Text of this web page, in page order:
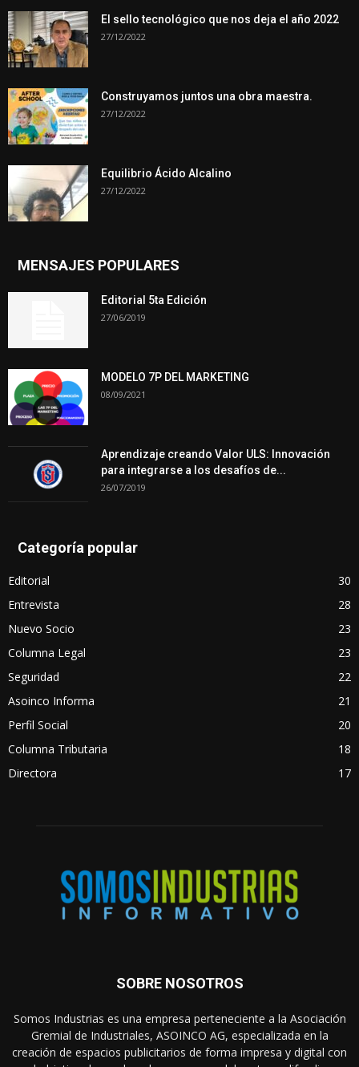
El sello tecnológico que nos deja el año 2022
27/12/2022
Construyamos juntos una obra maestra.
27/12/2022
Equilibrio Ácido Alcalino
27/12/2022
MENSAJES POPULARES
Editorial 5ta Edición
27/06/2019
MODELO 7P DEL MARKETING
08/09/2021
Aprendizaje creando Valor ULS: Innovación
para integrarse a los desafíos de...
26/07/2019
Categoría popular
Editorial
30
Entrevista
28
Nuevo Socio
23
Columna Legal
23
Seguridad
22
Asoinco Informa
21
Perfil Social
20
Columna Tributaria
18
Directora
17
SOBRE NOSOTROS
Somos Industrias es una empresa perteneciente a la Asociación
Gremial de Industriales, ASOINCO AG, especializada en la
creación de espacios publicitarios de forma impresa y digital con